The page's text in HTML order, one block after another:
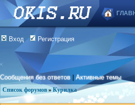
Вход Регистрация
Сообщения без ответов |Активные темы
Список форумов » Курилка